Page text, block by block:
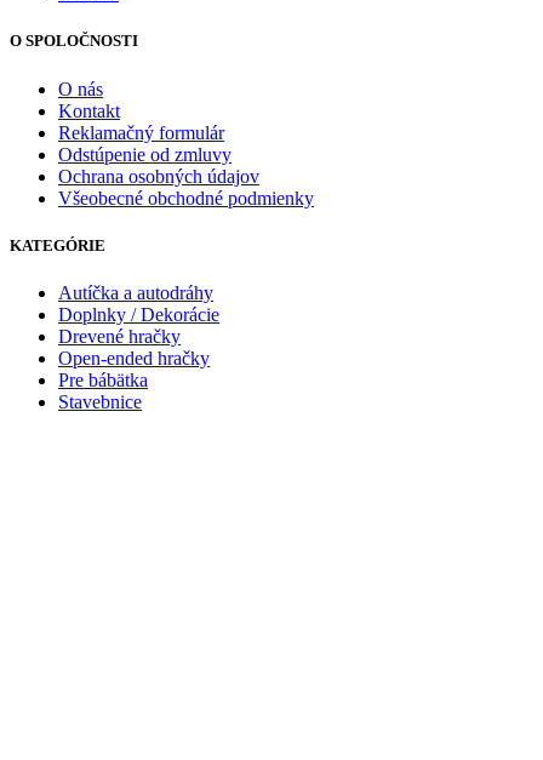
O SPOLOČNOSTI
O nás
Kontakt
Reklamačný formulár
Odstúpenie od zmluvy
Ochrana osobných údajov
Všeobecné obchodné podmienky
KATEGÓRIE
Autíčka a autodráhy
Doplnky / Dekorácie
Drevené hračky
Open-ended hračky
Pre bábätka
Stavebnice